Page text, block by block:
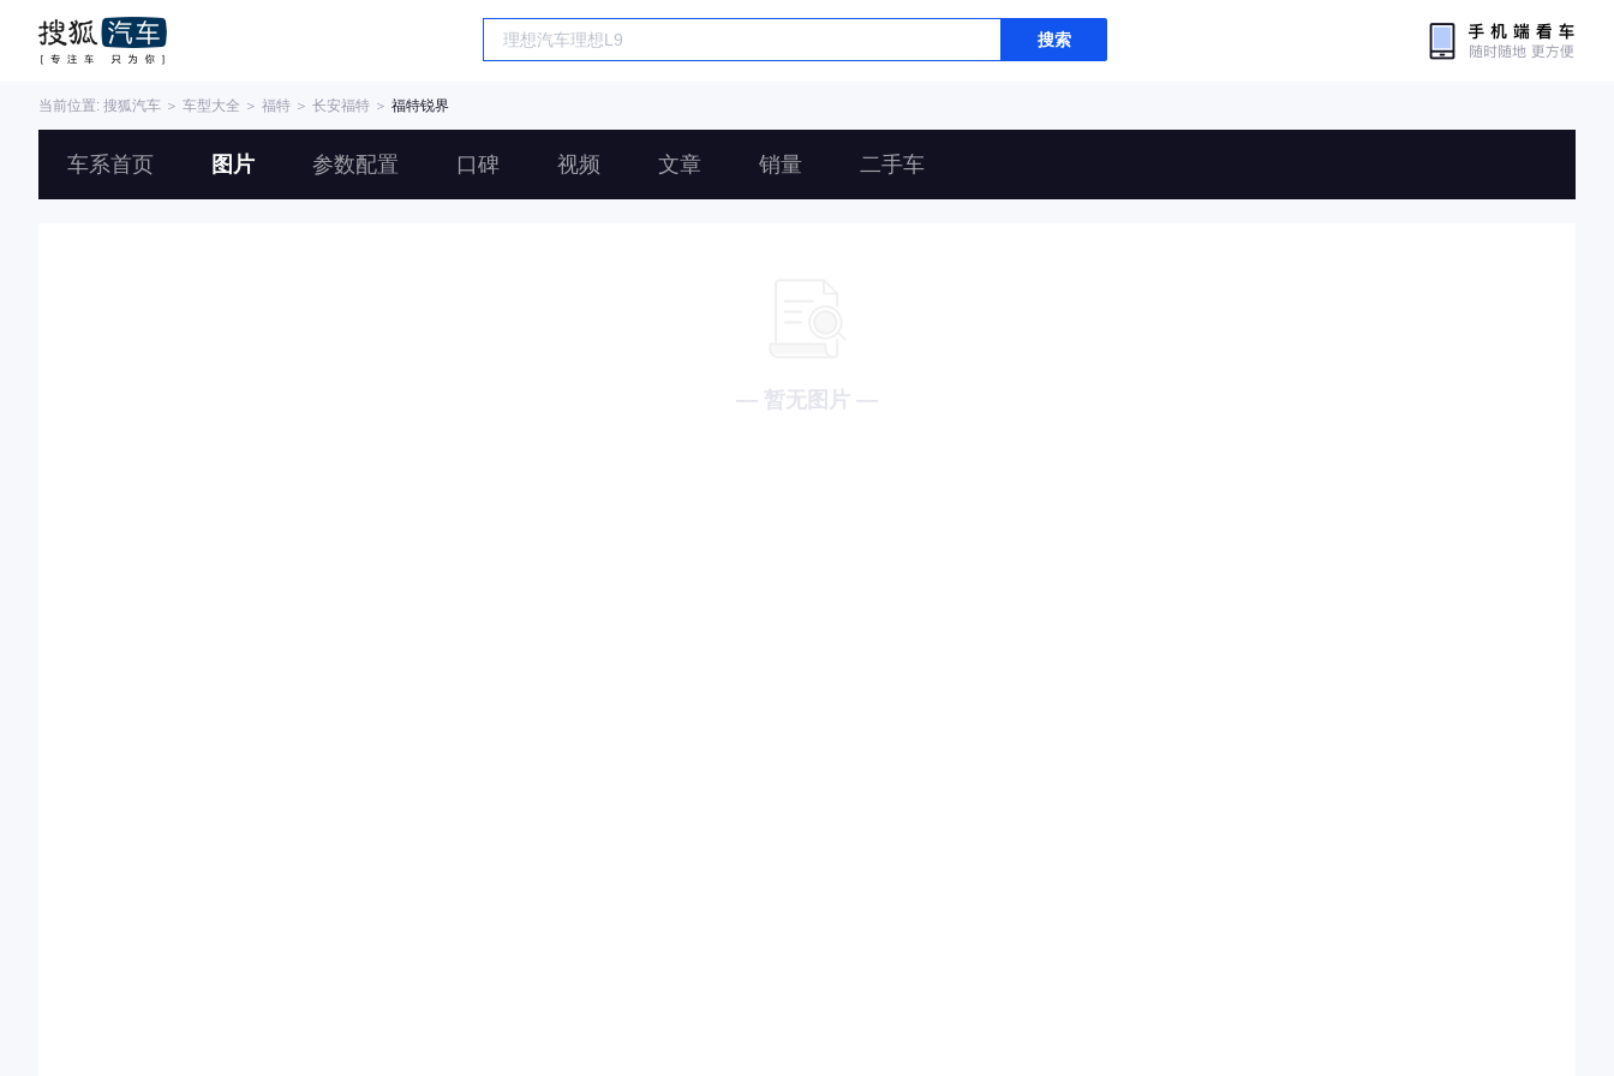
搜索
当前位置: 搜狐汽车 ＞ 车型大全 ＞ 福特 ＞ 长安福特 ＞ 福特锐界
车系首页 图片 参数配置 口碑 视频 文章 销量 二手车
— 暂无图片 —